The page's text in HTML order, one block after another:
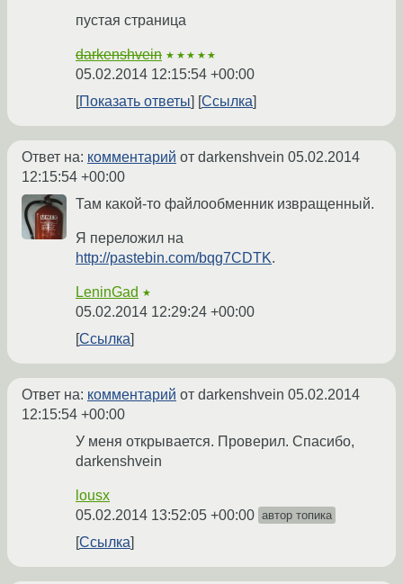
пустая страница
darkenshvein ★★★★★
05.02.2014 12:15:54 +00:00
Показать ответы
Ссылка
Ответ на: комментарий от darkenshvein 05.02.2014
12:15:54 +00:00
Там какой-то файлообменник извращенный.
Я переложил на
http://pastebin.com/bqg7CDTK.
LeninGad ★
05.02.2014 12:29:24 +00:00
Ссылка
Ответ на: комментарий от darkenshvein 05.02.2014
12:15:54 +00:00
У меня открывается. Проверил. Спасибо,
darkenshvein
lousx
05.02.2014 13:52:05 +00:00 автор топика
Ссылка